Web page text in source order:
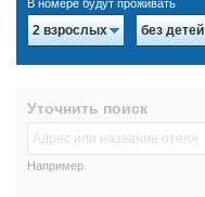
В номере будут проживать
2 взрослых без детей
Уточнить поиск
Например